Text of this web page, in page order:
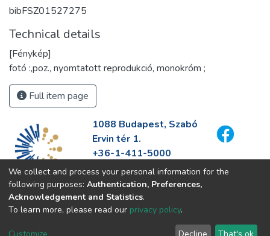
bibFSZ01527275
Technical details
[Fénykép]
fotó :,poz., nyomtatott reprodukció, monokróm ;
Full item page
1088 Budapest, Szabó
Ervin tér 1.
+36-1-411-5000
info@fszek.hu
https://fszek.hu
We collect and process your personal information for the
following purposes: Authentication, Preferences,
Acknowledgement and Statistics.
To learn more, please read our privacy policy.